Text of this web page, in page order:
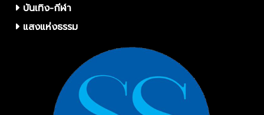
บันเทิง-กีฬา
แสงแห่งธรรม